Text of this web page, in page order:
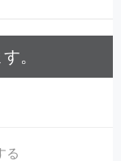
。
る